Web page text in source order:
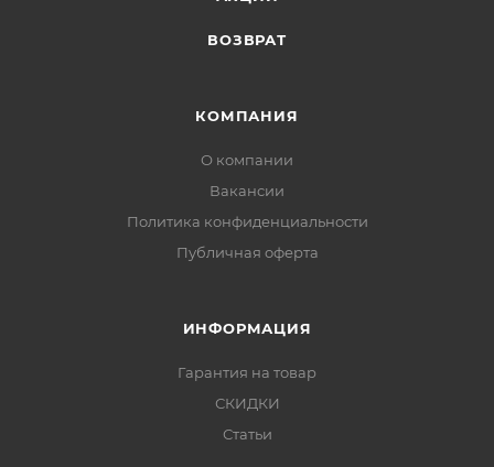
ВОЗВРАТ
КОМПАНИЯ
О компании
Вакансии
Политика конфиденциальности
Публичная оферта
ИНФОРМАЦИЯ
Гарантия на товар
СКИДКИ
Статьи